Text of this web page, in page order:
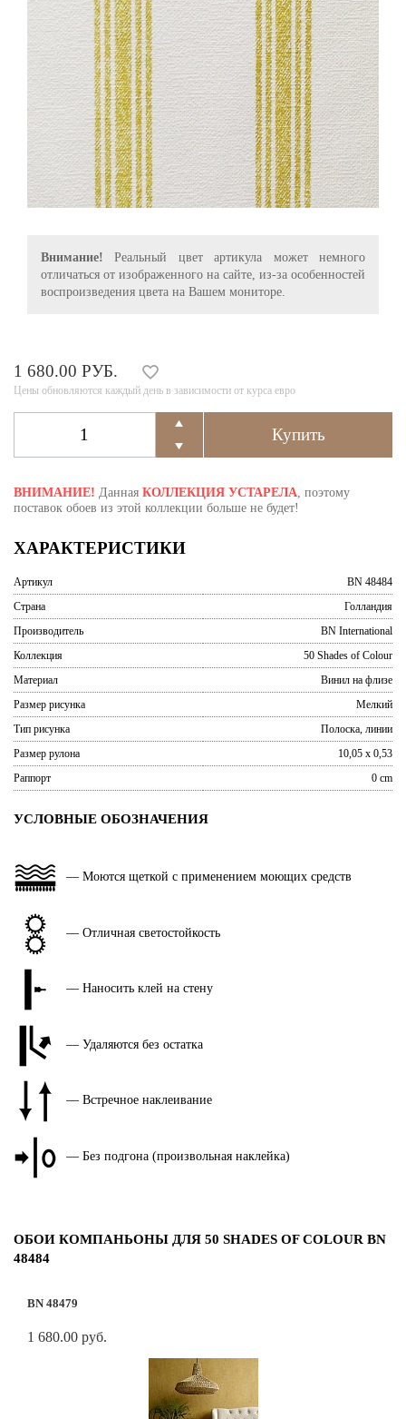
Внимание! Реальный цвет артикула может немного
отличаться от изображенного на сайте, из-за особенностей
воспроизведения цвета на Вашем мониторе.
1 680.00 РУБ.
Цены обновляются каждый день в зависимости от курса евро
ВНИМАНИЕ! Данная КОЛЛЕКЦИЯ УСТАРЕЛА, поэтому
поставок обоев из этой коллекции больше не будет!
ХАРАКТЕРИСТИКИ
Артикул
BN 48484
Страна
Голландия
Производитель
BN International
Коллекция
50 Shades of Colour
Материал
Винил на флизе
Размер рисунка
Мелкий
Тип рисунка
Полоска, линии
Размер рулона
10,05 x 0,53
Раппорт
0 cm
УСЛОВНЫЕ ОБОЗНАЧЕНИЯ
— Моются щеткой с применением моющих средств
— Отличная светостойкость
— Наносить клей на стену
— Удаляются без остатка
— Встречное наклеивание
— Без подгона (произвольная наклейка)
ОБОИ КОМПАНЬОНЫ ДЛЯ 50 SHADES OF COLOUR BN
48484
BN 48479
1 680.00 руб.